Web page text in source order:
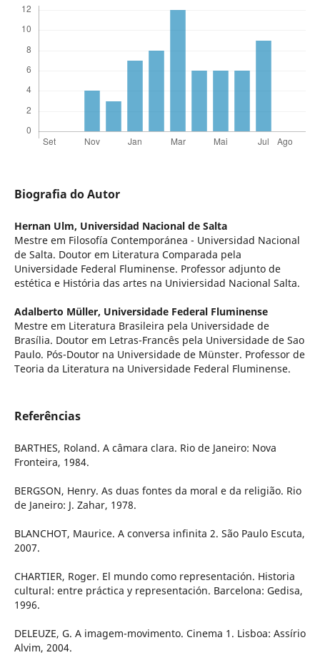
Biografia do Autor
Hernan Ulm, Universidad Nacional de Salta
Mestre em Filosofía Contemporánea - Universidad Nacional
de Salta. Doutor em Literatura Comparada pela
Universidade Federal Fluminense. Professor adjunto de
estética e História das artes na Univiersidad Nacional Salta.
Adalberto Müller, Universidade Federal Fluminense
Mestre em Literatura Brasileira pela Universidade de
Brasília. Doutor em Letras-Francês pela Universidade de Sao
Paulo. Pós-Doutor na Universidade de Münster. Professor de
Teoria da Literatura na Universidade Federal Fluminense.
Referências
BARTHES, Roland. A câmara clara. Rio de Janeiro: Nova
Fronteira, 1984.
BERGSON, Henry. As duas fontes da moral e da religião. Rio
de Janeiro: J. Zahar, 1978.
BLANCHOT, Maurice. A conversa infinita 2. São Paulo Escuta,
2007.
CHARTIER, Roger. El mundo como representación. Historia
cultural: entre práctica y representación. Barcelona: Gedisa,
1996.
DELEUZE, G. A imagem-movimento. Cinema 1. Lisboa: Assírio
Alvim, 2004.